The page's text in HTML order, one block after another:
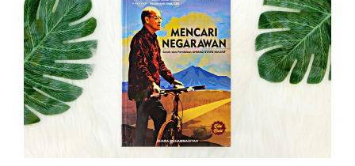
Cara Shalat
Menurut
Himpunan
Putusan Tarjih
Muhammadiyah
Rp. 31.000
Putusan Tarjih
Muhammadiyah
66 Jalan Menuju
Cinta Ilahi
Menemukan
Tuhan dalam
Luka, Cinta, dan
Kehidupan
Sehari-hari
Amanah dan